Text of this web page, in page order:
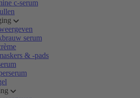
c-serum
serum
& -pads